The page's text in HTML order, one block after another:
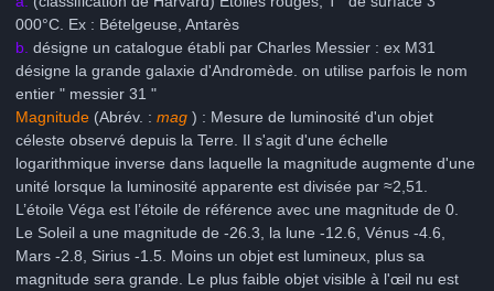
000°C. Ex : Bételgeuse, Antarès
b. désigne un catalogue établi par Charles Messier : ex M31
désigne la grande galaxie d'Andromède. on utilise parfois le nom
entier " messier 31 "
Magnitude (Abrév. : mag ) : Mesure de luminosité d'un objet
céleste observé depuis la Terre. Il s'agit d'une échelle
logarithmique inverse dans laquelle la magnitude augmente d'une
unité lorsque la luminosité apparente est divisée par ≈2,51.
L’étoile Véga est l’étoile de référence avec une magnitude de 0.
Le Soleil a une magnitude de -26.3, la lune -12.6, Vénus -4.6,
Mars -2.8, Sirius -1.5. Moins un objet est lumineux, plus sa
magnitude sera grande. Le plus faible objet visible à l'œil nu est